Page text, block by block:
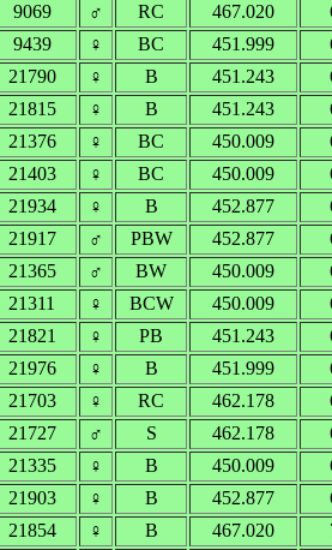
9069 ♂ RC 467.020
9439 ♀ BC 451.999
21790 ♀ B 451.243
21815 ♀ B 451.243
21376 ♀ BC 450.009
21403 ♀ BC 450.009
21934 ♀ B 452.877
21917 ♂ PBW 452.877
21365 ♂ BW 450.009
21311 ♀ BCW 450.009
21821 ♀ PB 451.243
21976 ♀ B 451.999
21703 ♀ RC 462.178
21727 ♂ S 462.178
21335 ♀ B 450.009
21903 ♀ B 452.877
21854 ♀ B 467.020